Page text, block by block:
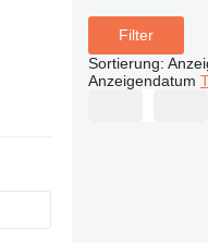
Filter
Sortierung:
Anzeigendatum